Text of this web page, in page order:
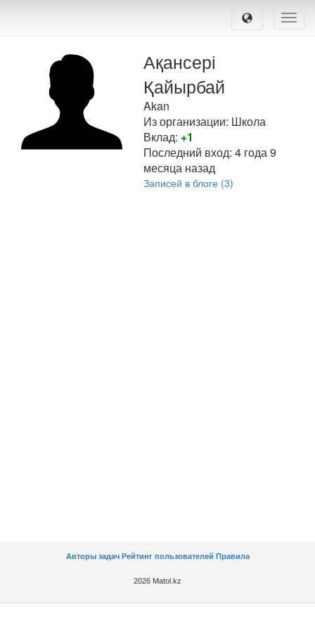
Toggle
Ақансері
Қайырбай
Akan
Из организации: Школа
Вклад: +1
Последний вход:4 года 9
месяца назад
Записей в блоге (3)
Авторы задач Рейтинг пользователей Правила
2026 Matol.kz